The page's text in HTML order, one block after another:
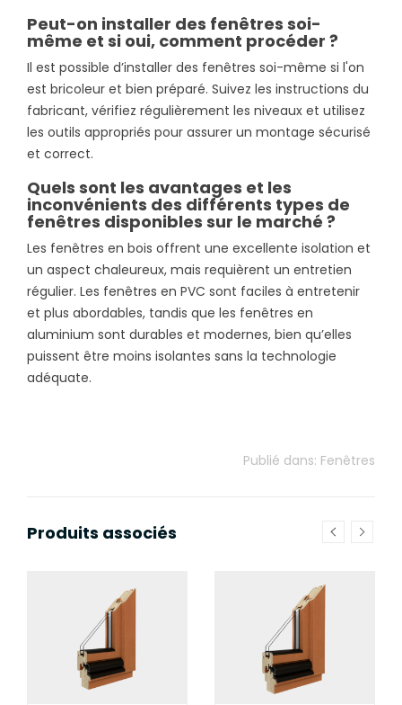
Peut-on installer des fenêtres soi-
même et si oui, comment procéder ?
Il est possible d’installer des fenêtres soi-même si l'on
est bricoleur et bien préparé. Suivez les instructions du
fabricant, vérifiez régulièrement les niveaux et utilisez
les outils appropriés pour assurer un montage sécurisé
et correct.
Quels sont les avantages et les
inconvénients des différents types de
fenêtres disponibles sur le marché ?
Les fenêtres en bois offrent une excellente isolation et
un aspect chaleureux, mais requièrent un entretien
régulier. Les fenêtres en PVC sont faciles à entretenir
et plus abordables, tandis que les fenêtres en
aluminium sont durables et modernes, bien qu’elles
puissent être moins isolantes sans la technologie
adéquate.
Publié dans: Fenêtres
Produits associés